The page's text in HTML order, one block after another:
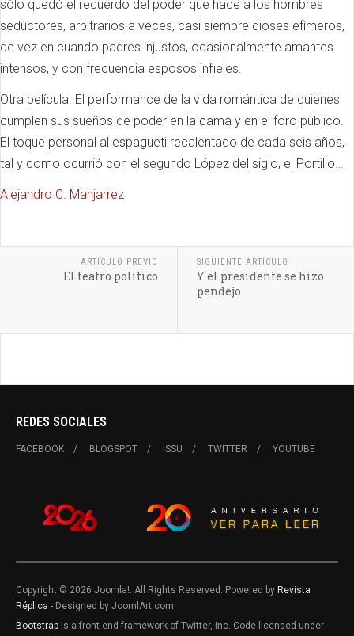
sólo quedó el recuerdo del poder que hace a los hombres
seductores, arbitrarios a veces, casi siempre dioses efímeros,
de vez en cuando padres injustos, ocasionalmente amantes
intensos, y con frecuencia esposos infieles.
Otra película. El performance de la vida romántica de quienes
cumplen sus sueños de poder en la cama y en el foro público.
El toque personal al espagueti recalentado de cada seis años,
tal y como ocurrió con el segundo López del siglo, el Portillo…
Alejandro C. Manjarrez
ARTÍCULO PREVIO
El teatro político
SIGUIENTE ARTÍCULO
Y el presidente se hizo
pendejo
REDES SOCIALES
FACEBOOK BLOGSPOT ISSU TWITTER YOUTUBE
Copyright © 2026 Joomla!. All Rights Reserved. Powered by Revista
Réplica - Designed by JoomlArt.com.
Bootstrap is a front-end framework of Twitter, Inc. Code licensed under